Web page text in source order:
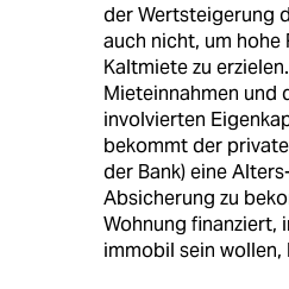
der Wertsteigerung
auch nicht, um hohe
Kaltmiete zu
Mieteinnahmen und
involvierten
bekommt der
der Bank) eine
Absicherung zu
Wohnung finanziert,
immobil sein wollen,